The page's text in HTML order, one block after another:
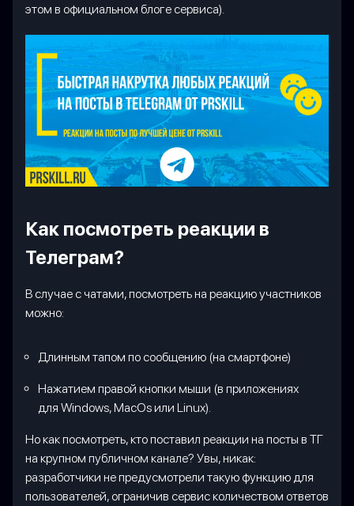
этом в официальном блоге сервиса).
Как посмотреть реакции в
Телеграм?
В случае с чатами, посмотреть на реакцию участников
можно:
Длинным тапом по сообщению (на смартфоне)
Нажатием правой кнопки мыши (в приложениях
для Windows, MacOs или Linux).
Но как посмотреть, кто поставил реакции на посты в ТГ
на крупном публичном канале? Увы, никак:
разработчики не предусмотрели такую функцию для
пользователей, ограничив сервис количеством ответов